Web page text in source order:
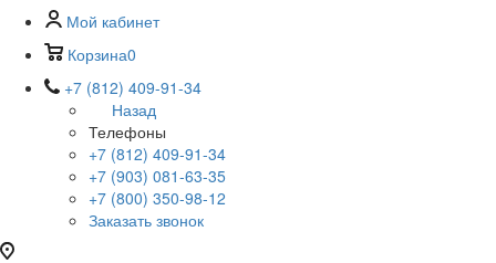
Мой кабинет
Корзина0
+7 (812) 409-91-34
Назад
Телефоны
+7 (812) 409-91-34
+7 (903) 081-63-35
+7 (800) 350-98-12
Заказать звонок